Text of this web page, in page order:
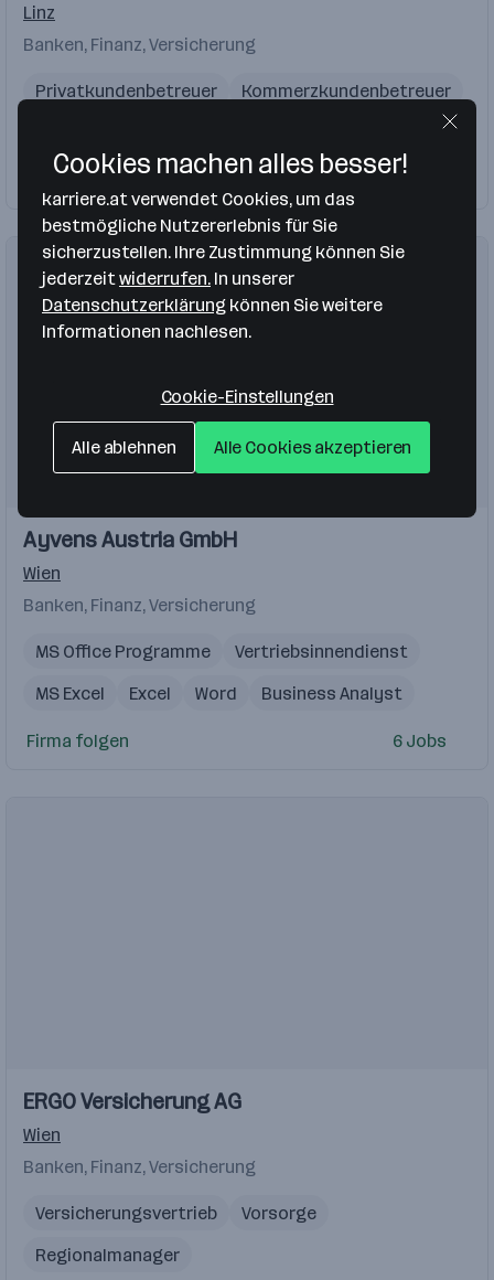
Linz
Banken, Finanz, Versicherung
Privatkundenbetreuer
Kommerzkundenbetreuer
Firma folgen 6 Jobs
Videos
Einblicke
Einblicke
Ayvens Austria GmbH
Wien
Banken, Finanz, Versicherung
MS Office Programme
Vertriebsinnendienst
MS Excel
Excel Word
Business Analyst
Outlook
HR Generalist
Firma folgen 6 Jobs
Videos
Einblicke
Einblicke
ERGO Versicherung AG
Wien
Banken, Finanz, Versicherung
Versicherungsvertrieb
Vorsorge
Regionalmanager
Cookies machen alles besser!
karriere.at verwendet Cookies, um das
bestmögliche Nutzererlebnis für Sie
sicherzustellen. Ihre Zustimmung können Sie
jederzeit widerrufen. In unserer
Datenschutzerklärung können Sie weitere
Informationen nachlesen.
Cookie-Einstellungen
Alle ablehnen Alle Cookies akzeptieren